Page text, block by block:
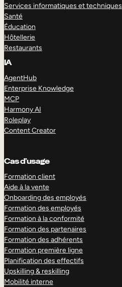
Services informatiques et techniques
Santé
Éducation
Hôtellerie
Restaurants
IA
AgentHub
Enterprise Knowledge
MCP
Harmony AI
Roleplay
Content Creator
Cas d’usage
Formation client
Aide à la vente
Onboarding des employés
Formation des employés
Formation à la conformité
Formation des partenaires
Formation des adhérents
Formation première ligne
Planification des effectifs
Upskilling & reskilling
Mobilité interne